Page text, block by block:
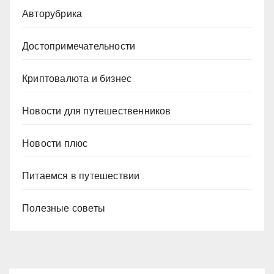
Авторубрика
Достопримечательности
Криптовалюта и бизнес
Новости для путешественников
Новости плюс
Питаемся в путешествии
Полезные советы